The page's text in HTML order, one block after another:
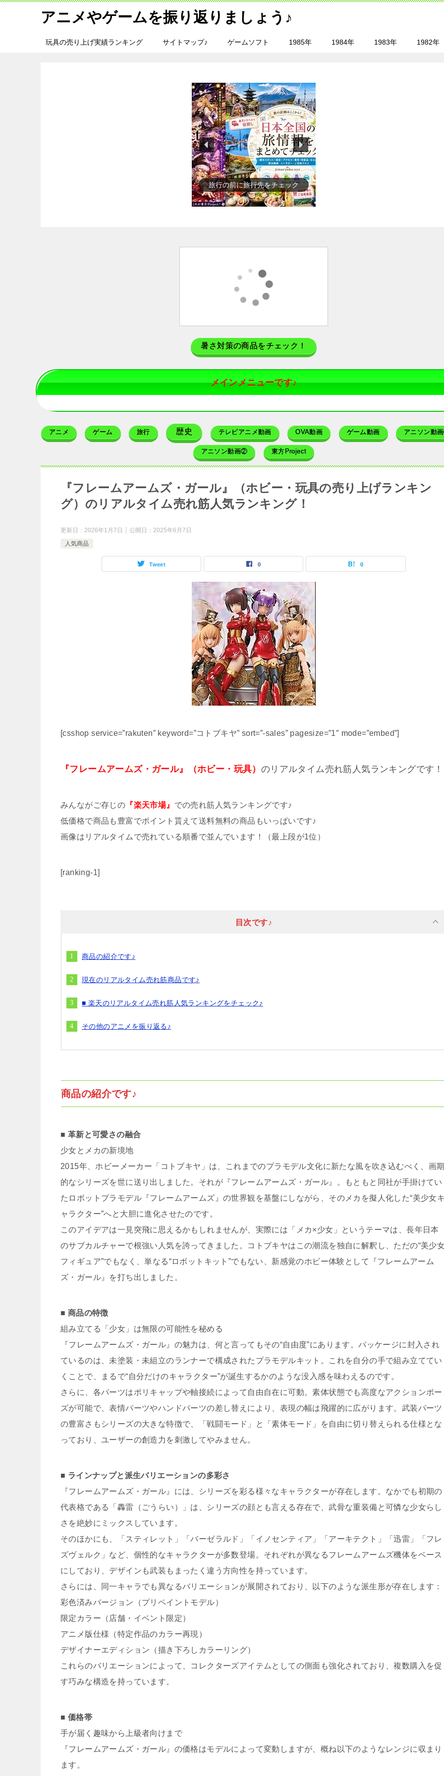
アニメやゲームを振り返りましょう♪
玩具の売り上げ実績ランキング サイトマップ♪ ゲームソフト 1985年 1984年 1983年 1982年
旅行の前に旅行先をチェック
暑さ対策の商品をチェック！
メインメニューです♪
アニメ ゲーム 旅行 歴史 テレビアニメ動画 OVA動画 ゲーム動画 アニソン動
アニソン動画② 東方Project
『フレームアームズ・ガール』（ホビー・玩具の売り上げランキン
グ）のリアルタイム売れ筋人気ランキング！
更新日： 2026年1月7日 公開日： 2025年6月7日
人気商品
Tweet 0 0
[csshop service=”rakuten” keyword=”コトブキヤ” sort=”-sales” pagesize=”1″ mode=”embed”]
『フレームアームズ・ガール』（ホビー・玩具） のリアルタイム売れ筋人気ランキングです！
みんながご存じの 『楽天市場』 での売れ筋人気ランキングです♪
低価格で商品も豊富でポイント貰えて送料無料の商品もいっぱいです♪
画像はリアルタイムで売れている順番で並んでいます！（最上段が1位）
[ranking-1]
目次です♪
商品の紹介です♪
現在のリアルタイム売れ筋商品です♪
■ 楽天のリアルタイム売れ筋人気ランキングをチェック♪
その他のアニメを振り返る♪
商品の紹介です♪
■ 革新と可愛さの融合
少女とメカの新境地
2015年、ホビーメーカー「コトブキヤ」は、これまでのプラモデル文化に新たな風を吹き込むべく、画期
的なシリーズを世に送り出しました。それが『フレームアームズ・ガール』。もともと同社が手掛けてい
たロボットプラモデル『フレームアームズ』の世界観を基盤にしながら、そのメカを擬人化した“美少女キ
ャラクター”へと大胆に進化させたのです。
このアイデアは一見突飛に思えるかもしれませんが、実際には「メカ×少女」というテーマは、長年日本
のサブカルチャーで根強い人気を誇ってきました。コトブキヤはこの潮流を独自に解釈し、ただの“美少
フィギュア”でもなく、単なる“ロボットキット”でもない、新感覚のホビー体験として『フレームアーム
ズ・ガール』を打ち出しました。
■ 商品の特徴
組み立てる「少女」は無限の可能性を秘める
『フレームアームズ・ガール』の魅力は、何と言ってもその“自由度”にあります。パッケージに封入され
ているのは、未塗装・未組立のランナーで構成されたプラモデルキット。これを自分の手で組み立ててい
くことで、まるで“自分だけのキャラクター”が誕生するかのような没入感を味わえるのです。
さらに、各パーツはポリキャップや軸接続によって自由自在に可動。素体状態でも高度なアクションポー
ズが可能で、表情パーツやハンドパーツの差し替えにより、表現の幅は飛躍的に広がります。武装パーツ
の豊富さもシリーズの大きな特徴で、「戦闘モード」と「素体モード」を自由に切り替えられる仕様とな
っており、ユーザーの創造力を刺激してやみません。
■ ラインナップと派生バリエーションの多彩さ
『フレームアームズ・ガール』には、シリーズを彩る様々なキャラクターが存在します。なかでも初期の
代表格である「轟雷（ごうらい）」は、シリーズの顔とも言える存在で、武骨な重装備と可憐な少女らし
さを絶妙にミックスしています。
そのほかにも、「スティレット」「バーゼラルド」「イノセンティア」「アーキテクト」「迅雷」「フレ
ズヴェルク」など、個性的なキャラクターが多数登場。それぞれが異なるフレームアームズ機体をベース
にしており、デザインも武装もまったく違う方向性を持っています。
さらには、同一キャラでも異なるバリエーションが展開されており、以下のような派生形が存在します：
彩色済みバージョン（プリペイントモデル）
限定カラー（店舗・イベント限定）
アニメ版仕様（特定作品のカラー再現）
デザイナーエディション（描き下ろしカラーリング）
これらのバリエーションによって、コレクターズアイテムとしての側面も強化されており、複数購入を促
す巧みな構造を持っています。
■ 価格帯
手が届く趣味から上級者向けまで
『フレームアームズ・ガール』の価格はモデルによって変動しますが、概ね以下のようなレンジに収まり
ます。